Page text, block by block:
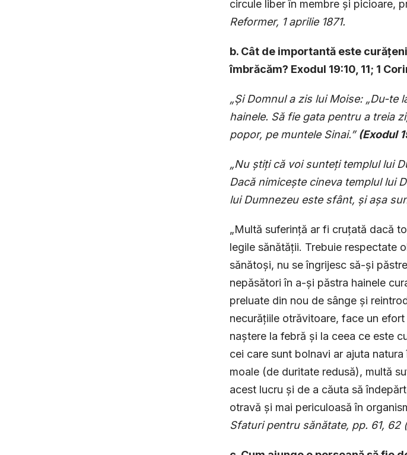
circule liber în membre și picioare,
Reformer, 1 aprilie 1871.
b. Cât de importantă este
îmbrăcăm? Exodul 19:10, 11; 1
„Și Domnul a zis lui Moise: „Du-
hainele. Să fie gata pentru a treia
popor, pe muntele Sinai.”(Exodul
„Nu știți că voi sunteți templul lui
Dacă nimicește cineva templul lui
lui Dumnezeu este sfânt, și așa
„Multă suferință ar fi cruțată dacă
legile sănătății. Trebuie respectate
sănătoși, nu se îngrijesc să-și
nepăsători în a-și păstra hainele
preluate din nou de sânge și
necurățiile otrăvitoare, face un
naștere la febră și la ceea ce este
cei care sunt bolnavi ar ajuta
moale (de duritate redusă), multă
acest lucru și de a căuta să
otravă și mai periculoasă în
Sfaturi pentru sănătate, pp. 61, 62